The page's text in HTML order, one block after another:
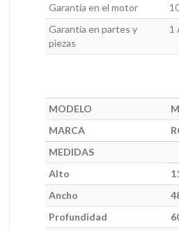
Garantía en el motor
Garantía en partes y
piezas
1
MODELO
MARCA
MEDIDAS
Alto
Ancho
Profundidad